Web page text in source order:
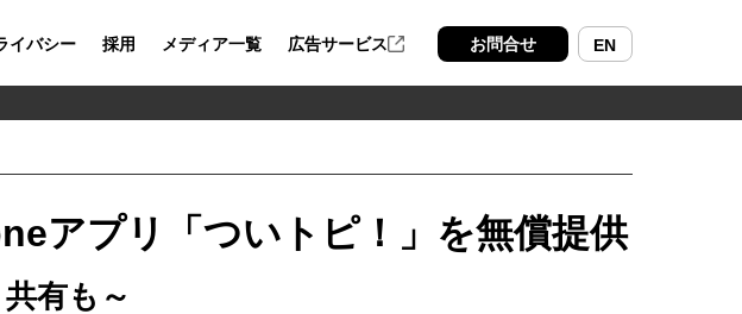
イバシー 採用 メディア一覧 広告サービス お問合せ EN
アプリ「ついトピ！」を無償提供
有も～